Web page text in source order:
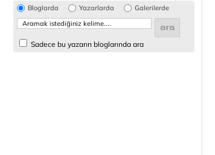
Bloglarda Yazarlarda Galerilerde
Sadece bu yazarın bloglarında ara